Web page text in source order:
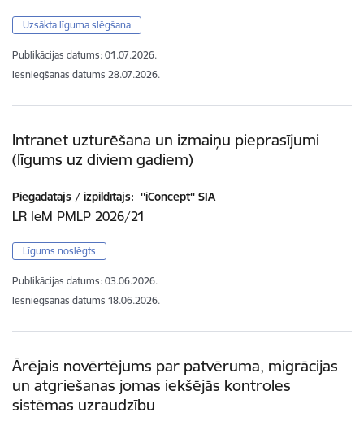
Uzsākta līguma slēgšana
Publikācijas datums: 01.07.2026.
Iesniegšanas datums 28.07.2026.
Intranet uzturēšana un izmaiņu pieprasījumi
(līgums uz diviem gadiem)
Piegādātājs / izpildītājs: ''iConcept'' SIA
LR IeM PMLP 2026/21
Līgums noslēgts
Publikācijas datums: 03.06.2026.
Iesniegšanas datums 18.06.2026.
Ārējais novērtējums par patvēruma, migrācijas
un atgriešanas jomas iekšējās kontroles
sistēmas uzraudzību